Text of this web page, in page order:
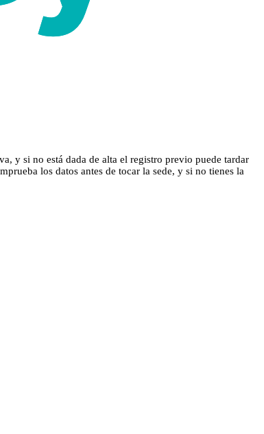
y si no está dada de alta el registro previo puede tardar
los datos antes de tocar la sede, y si no tienes la